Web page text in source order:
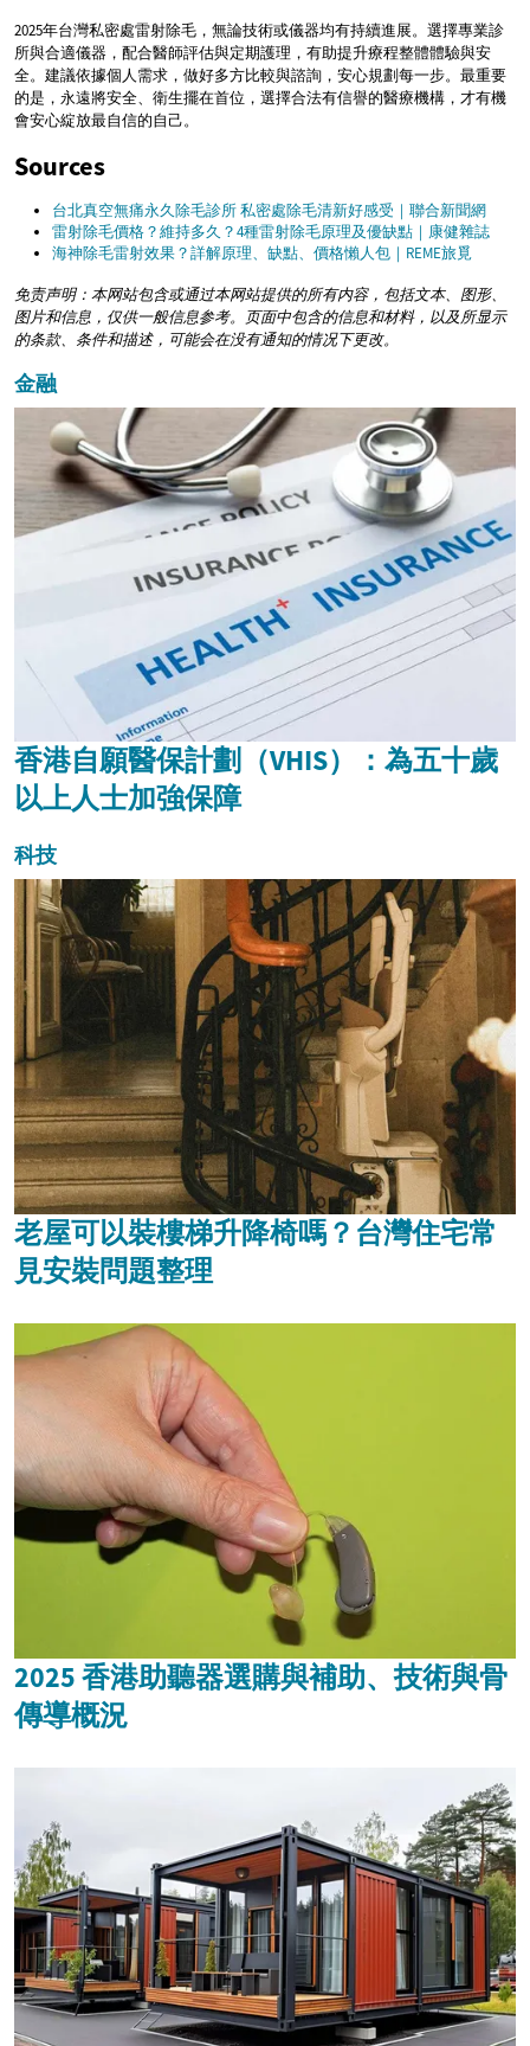
2025年台灣私密處雷射除毛，無論技術或儀器均有持續進展。選擇專業診
所與合適儀器，配合醫師評估與定期護理，有助提升療程整體體驗與安
全。建議依據個人需求，做好多方比較與諮詢，安心規劃每一步。最重要
的是，永遠將安全、衛生擺在首位，選擇合法有信譽的醫療機構，才有機
會安心綻放最自信的自己。
Sources
台北真空無痛永久除毛診所 私密處除毛清新好感受｜聯合新聞網
雷射除毛價格？維持多久？4種雷射除毛原理及優缺點｜康健雜誌
海神除毛雷射效果？詳解原理、缺點、價格懶人包｜REME旅覓
免责声明：本网站包含或通过本网站提供的所有内容，包括文本、图形、
图片和信息，仅供一般信息参考。页面中包含的信息和材料，以及所显示
的条款、条件和描述，可能会在没有通知的情况下更改。
金融
香港自願醫保計劃（VHIS）：為五十歲
以上人士加強保障
科技
老屋可以裝樓梯升降椅嗎？台灣住宅常
見安裝問題整理
2025 香港助聽器選購與補助、技術與骨
傳導概況